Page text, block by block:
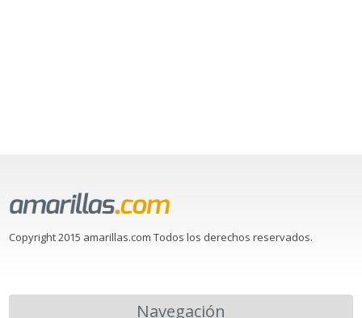
Copyright 2015 amarillas.com Todos los derechos reservados.
Navegación